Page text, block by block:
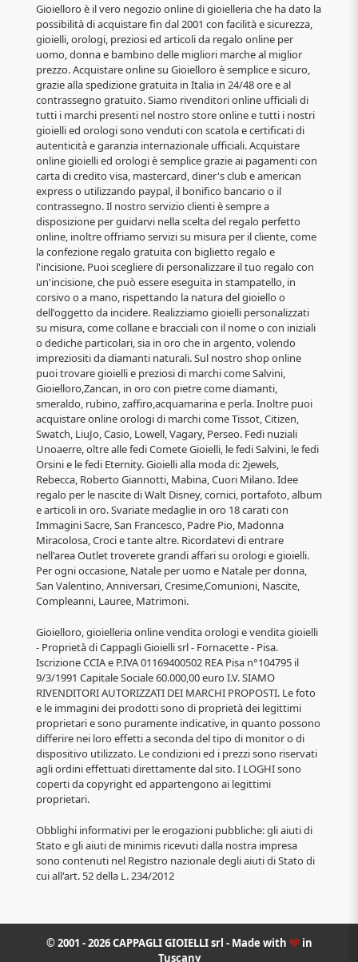
Gioielloro è il vero negozio online di gioielleria che ha dato la
possibilità di acquistare fin dal 2001 con facilità e sicurezza,
gioielli, orologi, preziosi ed articoli da regalo online per
uomo, donna e bambino delle migliori marche al miglior
prezzo. Acquistare online su Gioielloro è semplice e sicuro,
grazie alla spedizione gratuita in Italia in 24/48 ore e al
contrassegno gratuito. Siamo rivenditori online ufficiali di
tutti i marchi presenti nel nostro store online e tutti i nostri
gioielli ed orologi sono venduti con scatola e certificati di
autenticità e garanzia internazionale ufficiali. Acquistare
online gioielli ed orologi è semplice grazie ai pagamenti con
carta di credito visa, mastercard, diner's club e american
express o utilizzando paypal, il bonifico bancario o il
contrassegno. Il nostro servizio clienti è sempre a
disposizione per guidarvi nella scelta del regalo perfetto
online, inoltre offriamo servizi su misura per il cliente, come
la confezione regalo gratuita con biglietto regalo e
l'incisione. Puoi scegliere di personalizzare il tuo regalo con
un'incisione, che può essere eseguita in stampatello, in
corsivo o a mano, rispettando la natura del gioiello o
dell'oggetto da incidere. Realizziamo gioielli personalizzati
su misura, come collane e bracciali con il nome o con iniziali
o dediche particolari, sia in oro che in argento, volendo
impreziositi da diamanti naturali. Sul nostro shop online
puoi trovare gioielli e preziosi di marchi come Salvini,
Gioielloro,Zancan, in oro con pietre come diamanti,
smeraldo, rubino, zaffiro,acquamarina e perla. Inoltre puoi
acquistare online orologi di marchi come Tissot, Citizen,
Swatch, LiuJo, Casio, Lowell, Vagary, Perseo. Fedi nuziali
Unoaerre, oltre alle fedi Comete Gioielli, le fedi Salvini, le fedi
Orsini e le fedi Eternity. Gioielli alla moda di: 2jewels,
Rebecca, Roberto Giannotti, Mabina, Cuori Milano. Idee
regalo per le nascite di Walt Disney, cornici, portafoto, album
e articoli in oro. Svariate medaglie in oro 18 carati con
Immagini Sacre, San Francesco, Padre Pio, Madonna
Miracolosa, Croci e tante altre. Ricordatevi di entrare
nell'area Outlet troverete grandi affari su orologi e gioielli.
Per ogni occasione, Natale per uomo e Natale per donna,
San Valentino, Anniversari, Cresime,Comunioni, Nascite,
Compleanni, Lauree, Matrimoni.
Gioielloro, gioielleria online vendita orologi e vendita gioielli
- Proprietà di Cappagli Gioielli srl - Fornacette - Pisa.
Iscrizione CCIA e P.IVA 01169400502 REA Pisa n°104795 il
9/3/1991 Capitale Sociale 60.000,00 euro I.V. SIAMO
RIVENDITORI AUTORIZZATI DEI MARCHI PROPOSTI. Le foto
e le immagini dei prodotti sono di proprietà dei legittimi
proprietari e sono puramente indicative, in quanto possono
differire nei loro effetti a seconda del tipo di monitor o di
dispositivo utilizzato. Le condizioni ed i prezzi sono riservati
agli ordini effettuati direttamente dal sito. I LOGHI sono
coperti da copyright ed appartengono ai legittimi
proprietari.
Obblighi informativi per le erogazioni pubbliche: gli aiuti di
Stato e gli aiuti de minimis ricevuti dalla nostra impresa
sono contenuti nel Registro nazionale degli aiuti di Stato di
cui all'art. 52 della L. 234/2012
© 2001 - 2026 CAPPAGLI GIOIELLI srl - Made with
in
Tuscany